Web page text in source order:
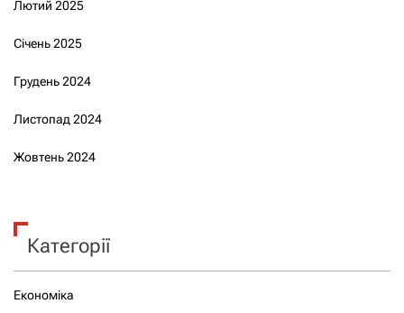
Лютий 2025
Січень 2025
Грудень 2024
Листопад 2024
Жовтень 2024
Категорії
Економіка